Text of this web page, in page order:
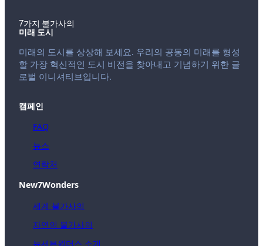
7가지 불가사의
미래 도시
미래의 도시를 상상해 보세요. 우리의 공동의 미래를 형성
할 가장 혁신적인 도시 비전을 찾아내고 기념하기 위한 글
로벌 이니셔티브입니다.
캠페인
FAQ
뉴스
연락처
New7Wonders
세계 불가사의
자연의 불가사의
뉴세븐원더스 소개